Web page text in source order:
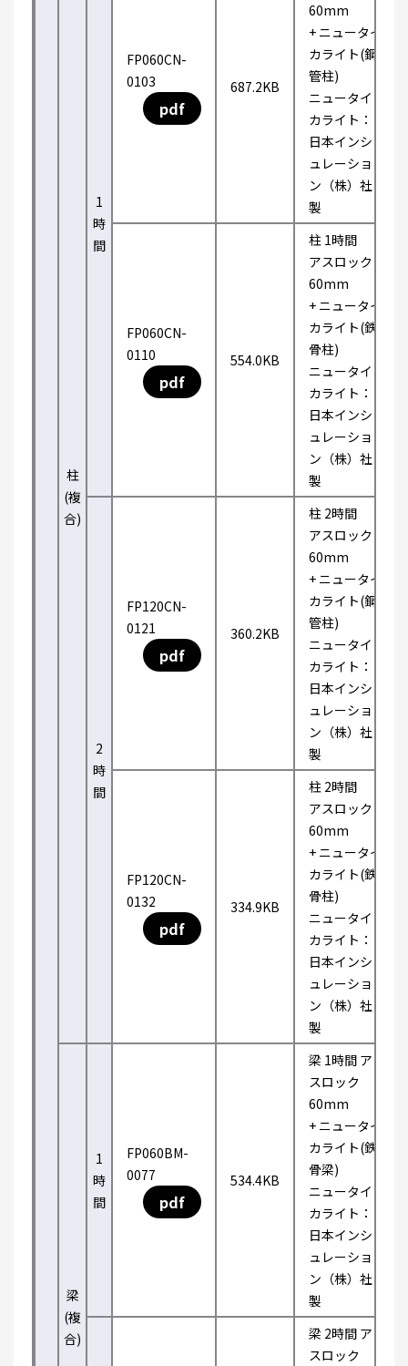
柱
(複
合)
1
時
間
FP060CN-
0103
pdf
687.2KB
60mm
+ ニュータイ
カライト(鋼
管柱)
ニュータイ
カライト：
日本インシ
ュレーショ
ン（株）社
製
FP060CN-
0110
pdf
554.0KB
柱 1時間
アスロック
60mm
+ ニュータイ
カライト(鉄
骨柱)
ニュータイ
カライト：
日本インシ
ュレーショ
ン（株）社
製
2
時
間
FP120CN-
0121
pdf
360.2KB
柱 2時間
アスロック
60mm
+ ニュータイ
カライト(鋼
管柱)
ニュータイ
カライト：
日本インシ
ュレーショ
ン（株）社
製
FP120CN-
0132
pdf
334.9KB
柱 2時間
アスロック
60mm
+ ニュータイ
カライト(鉄
骨柱)
ニュータイ
カライト：
日本インシ
ュレーショ
ン（株）社
製
梁
(複
合)
1
時
間
FP060BM-
0077
pdf
534.4KB
梁 1時間 ア
スロック
60mm
+ ニュータイ
カライト(鉄
骨梁)
ニュータイ
カライト：
日本インシ
ュレーショ
ン（株）社
製
梁 2時間 ア
スロック